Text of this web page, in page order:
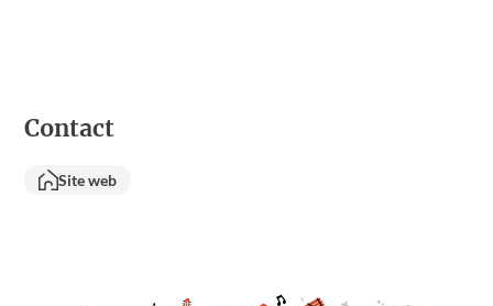
Contact
Site web